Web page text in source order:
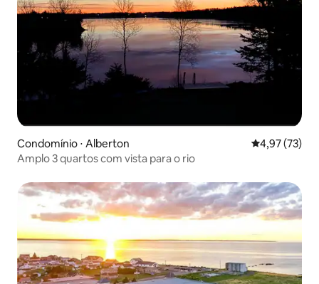
Condomínio ⋅ Alberton 4,97 de uma
4,97 (73)
Amplo 3 quartos com vista para o rio